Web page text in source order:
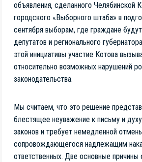
объявления, сделанного Челябинской
городского «Выборного штаба» в
сентября выборам, где граждане
депутатов и регионального
этой инициативы участие Котова
относительно возможных нарушений
законодательства.
Мы считаем, что это решение
блестящее неуважение к письму и
законов и требует немедленной
сопровождающегося надлежащим
ответственных. Две основные причины